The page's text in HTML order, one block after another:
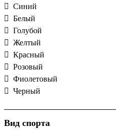
Cиний
Белый
Голубой
Желтый
Красный
Розовый
Фиолетовый
Черный
Вид спорта